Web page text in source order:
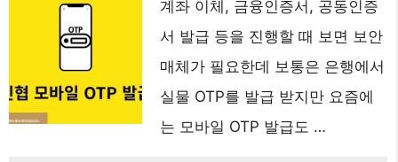
계좌 이체, 금융인증서, 공동인증
서 발급 등을 진행할 때 보면 보안
매체가 필요한데 보통은 은행에서
실물 OTP를 발급 받지만 요즘에
는 모바일 OTP 발급도 …